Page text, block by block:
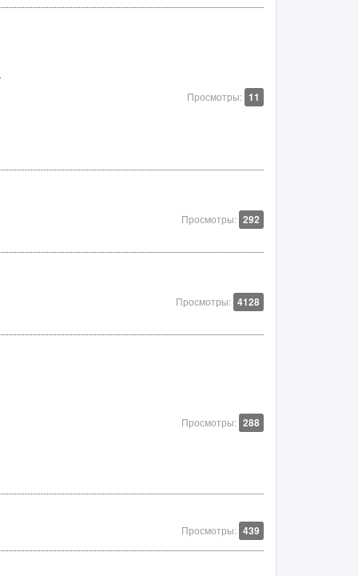
Просмотры: 11
Просмотры: 292
Просмотры: 4128
Просмотры: 288
Просмотры: 439